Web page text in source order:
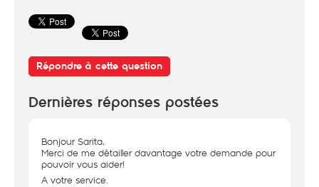
Répondre à cette question
Dernières réponses postées
Bonjour Sarita,
Merci de me détailler davantage votre demande pour
pouvoir vous aider!
A votre service.